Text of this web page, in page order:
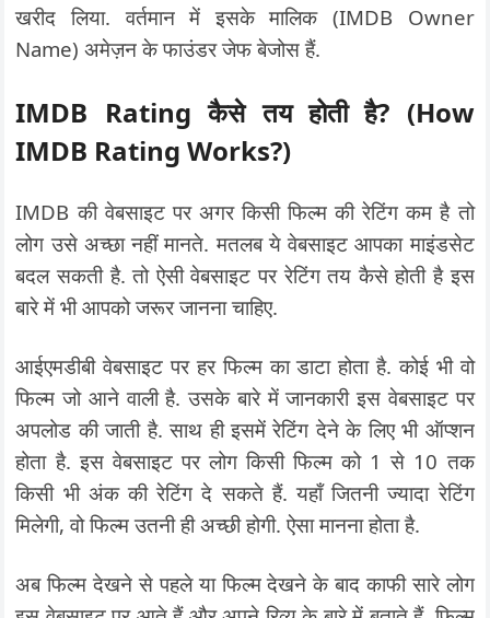
खरीद लिया. वर्तमान में इसके मालिक (IMDB Owner
Name) अमेज़न के फाउंडर जेफ बेजोस हैं.
IMDB Ratingकैसे तय होती है? (How
IMDB Rating Works?)
IMDB की वेबसाइट पर अगर किसी फिल्म की रेटिंग कम है तो
लोग उसे अच्छा नहीं मानते. मतलब ये वेबसाइट आपका माइंडसेट
बदल सकती है. तो ऐसी वेबसाइट पर रेटिंग तय कैसे होती है इस
बारे में भी आपको जरूर जानना चाहिए.
आईएमडीबी वेबसाइट पर हर फिल्म का डाटा होता है. कोई भी वो
फिल्म जो आने वाली है. उसके बारे में जानकारी इस वेबसाइट पर
अपलोड की जाती है. साथ ही इसमें रेटिंग देने के लिए भी ऑप्शन
होता है. इस वेबसाइट पर लोग किसी फिल्म को 1 से 10 तक
किसी भी अंक की रेटिंग दे सकते हैं. यहाँ जितनी ज्यादा रेटिंग
मिलेगी, वो फिल्म उतनी ही अच्छी होगी. ऐसा मानना होता है.
अब फिल्म देखने से पहले या फिल्म देखने के बाद काफी सारे लोग